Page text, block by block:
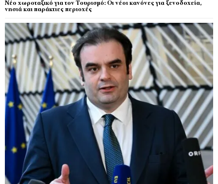
Νέο χωροταξικό για τον Τουρισμό: Οι νέοι κανόνες για ξενοδοχεία,
νησιά και παράκτιες περιοχές